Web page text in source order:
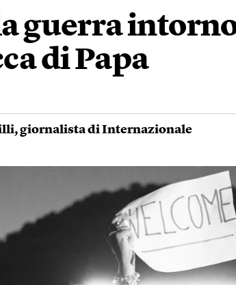
guerra
di Papa
, giornalista di Internazionale